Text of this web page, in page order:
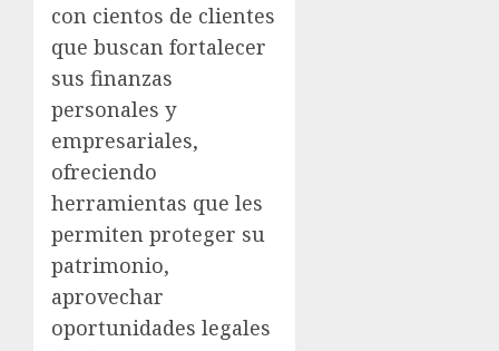
con cientos de clientes
que buscan fortalecer
sus finanzas
personales y
empresariales,
ofreciendo
herramientas que les
permiten proteger su
patrimonio,
aprovechar
oportunidades legales